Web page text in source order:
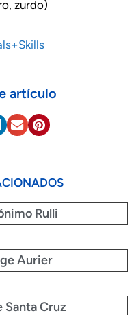
zurdo)
artículo
Rulli
Aurier
Santa Cruz